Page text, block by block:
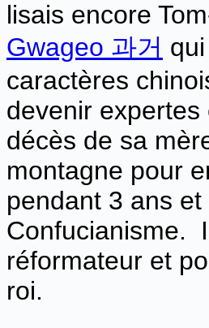
lisais encore
Gwageo 과거
caractères
devenir
décès de sa
montagne pour
pendant 3 ans
Confucianisme.
réformateur et
roi.